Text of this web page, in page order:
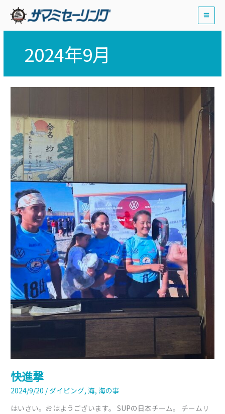
を
2024年9月
快進撃
2024/9/20 / ダイビング,海,海の事
はいさい。おはようございます。 SUPの日本チーム。 チームリ
撃